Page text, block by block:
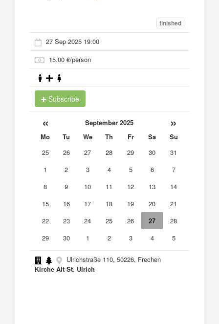
finished
27 Sep 2025 19:00
15.00 €/person
Subscribe
« September 2025 »
Mo Tu We Th Fr Sa
Su
25
26 27 28 29 30
31
1
2 3 4 5 6
7
8
9 10 11 12 13
14
15
16 17 18 19 20
21
22
23 24 25 26 27
28
29
30 1 2 3 4 5
Ulrichstraße 110, 50226, Frechen
Kirche Alt St. Ulrich